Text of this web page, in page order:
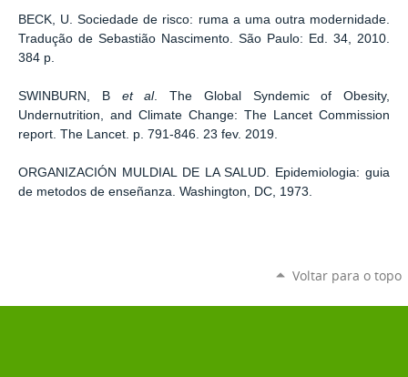
BECK, U. Sociedade de risco: ruma a uma outra modernidade.
Tradução de Sebastião Nascimento. São Paulo: Ed. 34, 2010.
384 p.
SWINBURN, B et al. The Global Syndemic of Obesity,
Undernutrition, and Climate Change: The Lancet Commission
report. The Lancet. p. 791-846. 23 fev. 2019.
ORGANIZACIÓN MULDIAL DE LA SALUD. Epidemiologia: guia
de metodos de enseñanza. Washington, DC, 1973.
Voltar para o topo